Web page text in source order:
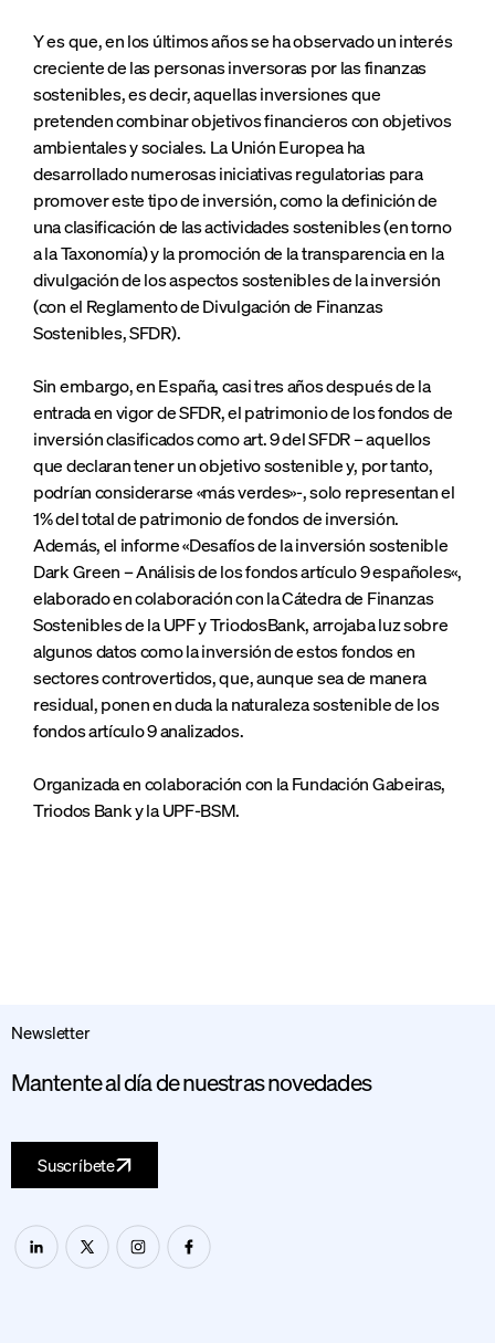
Y es que, en los últimos años se ha observado un interés
creciente de las personas inversoras por las finanzas
sostenibles, es decir, aquellas inversiones que
pretenden combinar objetivos financieros con objetivos
ambientales y sociales. La Unión Europea ha
desarrollado numerosas iniciativas regulatorias para
promover este tipo de inversión, como la definición de
una clasificación de las actividades sostenibles (en torno
a la Taxonomía) y la promoción de la transparencia en la
divulgación de los aspectos sostenibles de la inversión
(con el Reglamento de Divulgación de Finanzas
Sostenibles, SFDR).
Sin embargo, en España, casi tres años después de la
entrada en vigor de SFDR, el patrimonio de los fondos de
inversión clasificados como art. 9 del SFDR – aquellos
que declaran tener un objetivo sostenible y, por tanto,
podrían considerarse «más verdes»-, solo representan el
1% del total de patrimonio de fondos de inversión.
Además, el informe «Desafíos de la inversión sostenible
Dark Green – Análisis de los fondos artículo 9 españoles«,
elaborado en colaboración con la Cátedra de Finanzas
Sostenibles de la UPF y TriodosBank, arrojaba luz sobre
algunos datos como la inversión de estos fondos en
sectores controvertidos, que, aunque sea de manera
residual, ponen en duda la naturaleza sostenible de los
fondos artículo 9 analizados.
Organizada en colaboración con la Fundación Gabeiras,
Triodos Bank y la UPF-BSM.
Newsletter
Mantente al día de nuestras novedades
Suscríbete